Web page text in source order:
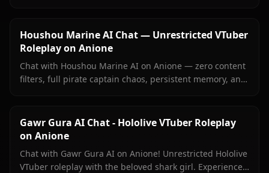
Houshou Marine AI Chat — Unrestricted VTuber
Roleplay on Anione
Chat with Houshou Marine AI on Anione — zero content
filters, full pirate captain chaos, persistent memory, and
Gawr Gura AI Chat - Hololive VTuber Roleplay
on Anione
Chat with Gawr Gura AI on Anione! Unrestricted Hololive
VTuber roleplay with the beloved shark girl. Experience